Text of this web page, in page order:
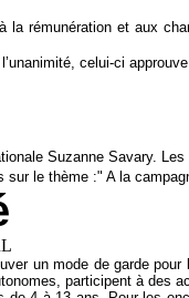
rémunération et aux
celui-ci
Suzanne Savary.
le thème :" A la
un mode de garde
participent à